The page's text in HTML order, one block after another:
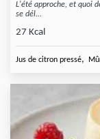
L'été approche, et quoi
se dél...
27 Kcal
Jus de citron pressé,